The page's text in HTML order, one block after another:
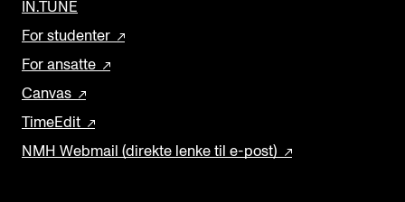
IN.TUNE
For studenter
For ansatte
Canvas
TimeEdit
NMH Webmail (direkte lenke til e-post)